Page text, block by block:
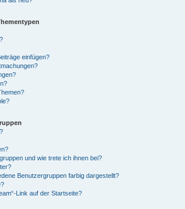
einfügen?
und wie trete ich ihnen bei?
Benutzergruppen farbig dargestellt?
Link auf der Startseite?